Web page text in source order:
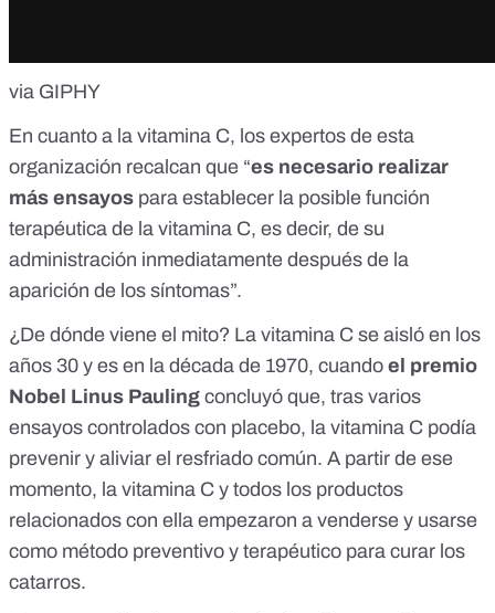
via GIPHY
En cuanto a la vitamina C, los expertos de esta
organización recalcan que “es necesario realizar
más ensayos para establecer la posible función
terapéutica de la vitamina C, es decir, de su
administración inmediatamente después de la
aparición de los síntomas”.
¿De dónde viene el mito? La vitamina C se aisló en los
años 30 y es en la década de 1970, cuando el premio
Nobel Linus Pauling concluyó que, tras varios
ensayos controlados con placebo, la vitamina C podía
prevenir y aliviar el resfriado común. A partir de ese
momento, la vitamina C y todos los productos
relacionados con ella empezaron a venderse y usarse
como método preventivo y terapéutico para curar los
catarros.